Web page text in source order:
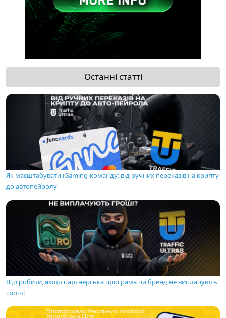
Останні статті
Як масштабувати iGaming-команду: від ручних переказів на крипту
до автопейролу
Що робити, якщо партнерська програма чи бренд не виплачують
гроші